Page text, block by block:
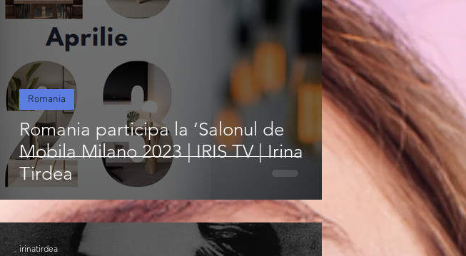
Romania participa la ‘Salonul de
Mobila Milano 2023 | IRIS TV | Irina
Tirdea
Romania
irinatirdea